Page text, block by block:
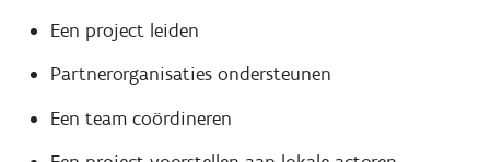
Een project leiden
Partnerorganisaties ondersteunen
Een team coördineren